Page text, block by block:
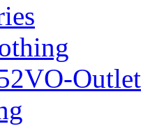
Outlet